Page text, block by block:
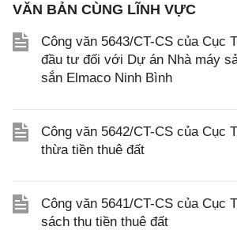
VĂN BẢN CÙNG LĨNH VỰC
Công văn 5643/CT-CS của Cục
đầu tư đối với Dự án Nhà máy
sắn Elmaco Ninh Bình
Công văn 5642/CT-CS của Cục
thừa tiền thuê đất
Công văn 5641/CT-CS của Cục
sách thu tiền thuê đất